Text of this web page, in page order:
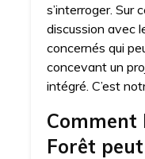
s’interroger. Sur
discussion avec
concernés qui
concevant un
intégré. C’est
Comment
Forêt